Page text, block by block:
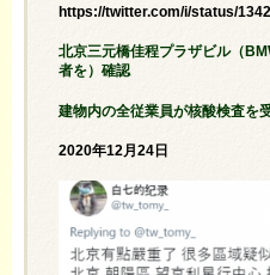
https://twitter.com/i/status/
北京三元橋佳程プラザビル（
者を）確認
建物内の全従業員が核酸検査を
2020年12月24日